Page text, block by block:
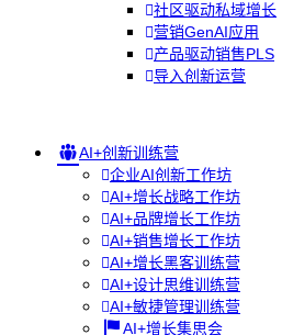
社区驱动私域增长
营销GenAI应用
产品驱动销售PLS
导入创新运营
AI+创新训练营
企业AI创新工作坊
AI+增长战略工作坊
AI+品牌增长工作坊
AI+销售增长工作坊
AI+增长黑客训练营
AI+设计思维训练营
AI+敏捷管理训练营
AI+增长集思会